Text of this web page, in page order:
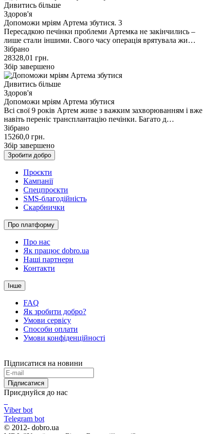
Дивитись більше
Здоров'я
Допоможи мріям Артема збутися. 3
Пересадкою печінки проблеми Артемка не закінчились –
лише стали іншими. Свого часу операція врятувала жи…
Зібрано
28328,01 грн.
Збір завершено
Дивитись більше
Здоров'я
Допоможи мріям Артема збутися
Всі свої 9 років Артем живе з важким захворюванням і вже
навіть переніс трансплантацію печінки. Багато д…
Зібрано
15260,0 грн.
Збір завершено
Зробити добро
Проєкти
Кампанії
Спецпроєкти
SMS-благодійність
Скарбнички
Про платформу
Про нас
Як працює dobro.ua
Наші партнери
Контакти
Інше
FAQ
Як зробити добро?
Умови сервісу
Способи оплати
Умови конфіденційності
Підписатися на новини
Підписатися
Приєднуйся до нас
Viber bot
Telegram bot
© 2012- dobro.ua